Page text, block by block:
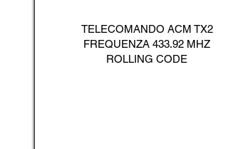
TELECOMANDO ACM TX2
FREQUENZA 433.92 MHZ
ROLLING CODE